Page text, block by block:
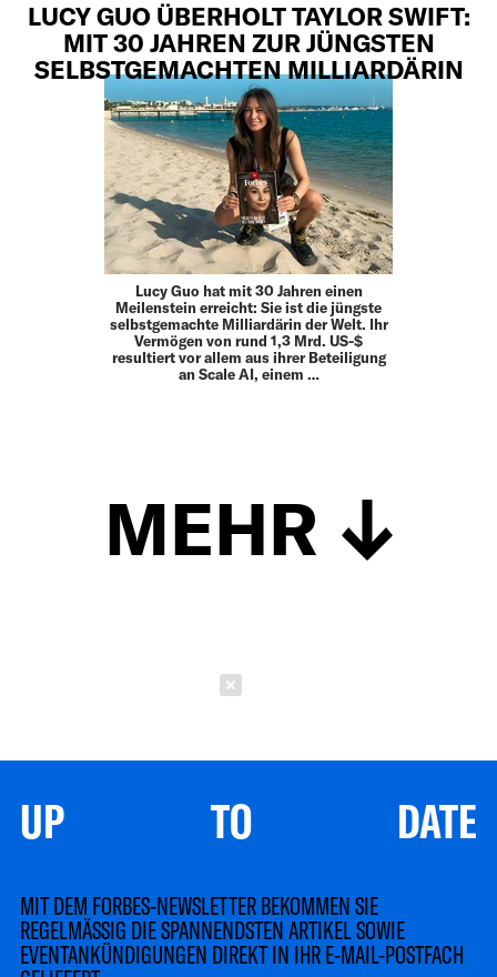
LUCY GUO ÜBERHOLT TAYLOR SWIFT:
MIT 30 JAHREN ZUR JÜNGSTEN
SELBSTGEMACHTEN MILLIARDÄRIN
Lucy Guo hat mit 30 Jahren einen
Meilenstein erreicht: Sie ist die jüngste
selbstgemachte Milliardärin der Welt. Ihr
Vermögen von rund 1,3 Mrd. US-$
resultiert vor allem aus ihrer Beteiligung
an Scale AI, einem …
MEHR
UP TO DATE
MIT DEM FORBES-NEWSLETTER BEKOMMEN SIE
REGELMÄSSIG DIE SPANNENDSTEN ARTIKEL SOWIE
EVENTANKÜNDIGUNGEN DIREKT IN IHR E-MAIL-POSTFACH